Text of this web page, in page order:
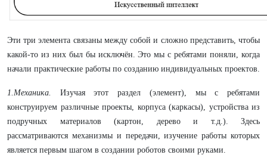
Эти три элемента связаны между собой и сложно представить, чтобы
какой-то из них был бы исключён. Это мы с ребятами поняли, когда
начали практические работы по созданию индивидуальных проектов.
1.Механика. Изучая этот раздел (элемент), мы с ребятами
конструируем различные проекты, корпуса (каркасы), устройства из
подручных материалов (картон, дерево и т.д.). Здесь
рассматриваются механизмы и передачи, изучение работы которых
является первым шагом в создании роботов своими руками.